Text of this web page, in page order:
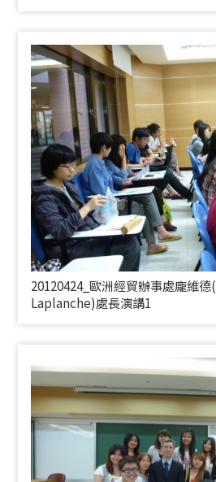
20120424_歐洲經貿辦事處龐維德(
Laplanche)處長演講1